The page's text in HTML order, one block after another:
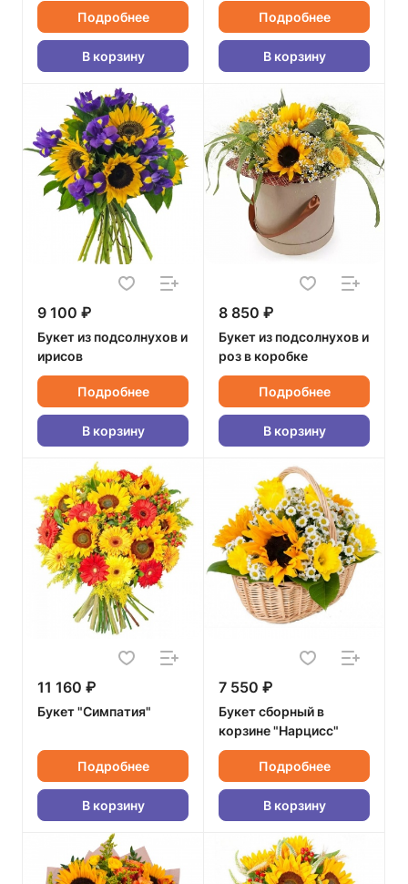
Подробнее
В корзину
Подробнее
В корзину
9 100 ₽
Букет из подсолнухов и
ирисов
Подробнее
В корзину
8 850 ₽
Букет из подсолнухов и
роз в коробке
Подробнее
В корзину
11 160 ₽
Букет "Симпатия"
Подробнее
В корзину
7 550 ₽
Букет сборный в
корзине "Нарцисс"
Подробнее
В корзину